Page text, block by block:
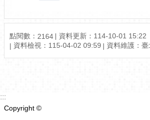
點閱數： 2164
資料更新：114-10-01 15:22
資料檢視：115-04-02 09:59
資料維護：
:::
Copyright ©